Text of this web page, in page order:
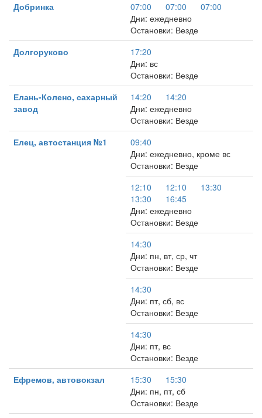
Добринка
07:00 07:00
07:00
Дни: ежедневно
Остановки: Везде
Долгоруково
17:20
Дни: вс
Остановки: Везде
Елань-Колено, сахарный
завод
14:20
14:20
Дни: ежедневно
Остановки: Везде
Елец, автостанция №1
09:40
Дни: ежедневно, кроме вс
Остановки: Везде
12:10
12:10
13:30
13:30
16:45
Дни: ежедневно
Остановки: Везде
14:30
Дни: пн, вт, ср, чт
Остановки: Везде
14:30
Дни: пт, сб, вс
Остановки: Везде
14:30
Дни: пт, вс
Остановки: Везде
Ефремов, автовокзал
15:30
15:30
Дни: пн, пт, сб
Остановки: Везде